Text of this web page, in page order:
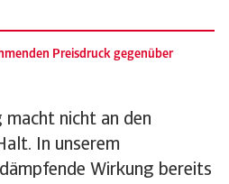
Preisdruck gegenüber
macht nicht an den
In unserem
Wirkung bereits